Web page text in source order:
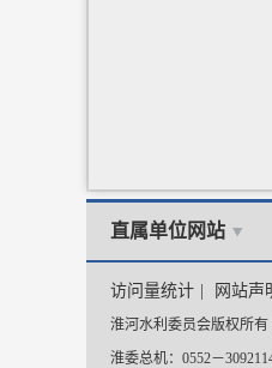
直属单位网站
访问量统计 网站声
淮河水利委员会版权所
淮委总机：0552－